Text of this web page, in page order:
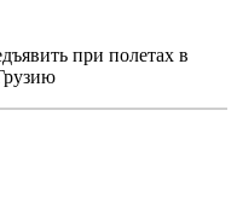
при полетах в